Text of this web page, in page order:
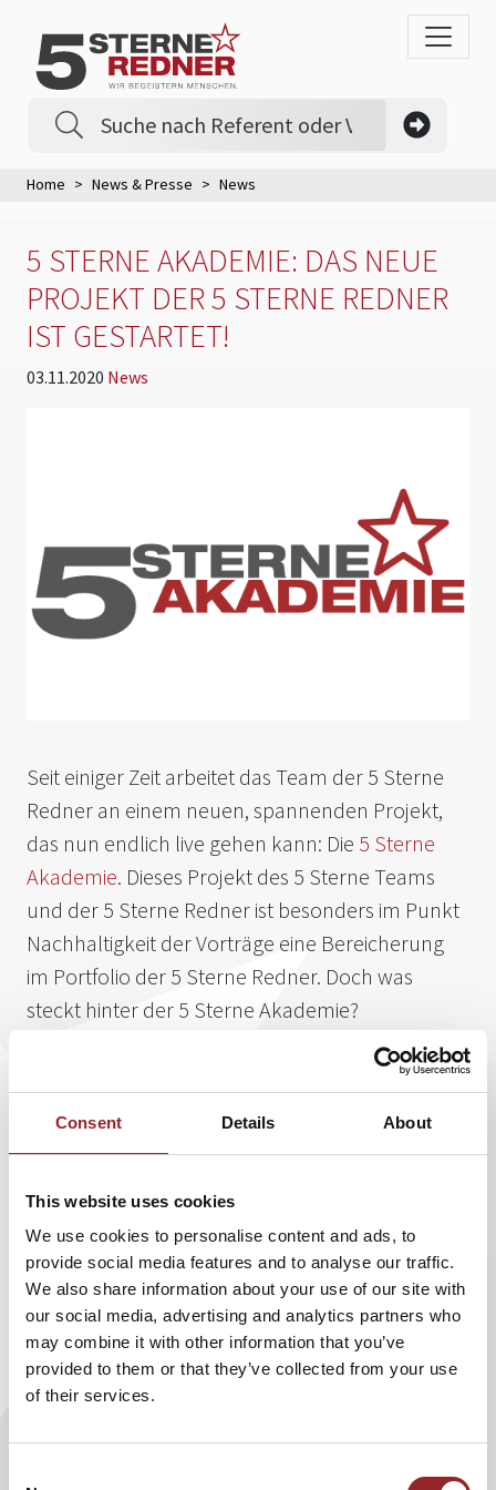
Consent Details About
This website uses cookies
We use cookies to personalise content and ads, to
provide social media features and to analyse our traffic.
We also share information about your use of our site with
our social media, advertising and analytics partners who
may combine it with other information that you’ve
provided to them or that they’ve collected from your use
of their services.
Home News & Presse News
5 STERNE AKADEMIE: DAS NEUE
PROJEKT DER 5 STERNE REDNER
IST GESTARTET!
03.11.2020 News
Seit einiger Zeit arbeitet das Team der 5 Sterne
Redner an einem neuen, spannenden Projekt,
das nun endlich live gehen kann: Die 5 Sterne
Akademie. Dieses Projekt des 5 Sterne Teams
und der 5 Sterne Redner ist besonders im Punkt
Nachhaltigkeit der Vorträge eine Bereicherung
im Portfolio der 5 Sterne Redner. Doch was
steckt hinter der 5 Sterne Akademie?
Persönlichkeitsentwicklung. Die wichtigsten Themen von
Lernen. Mit der 5 Sterne Akademie ist eine Plattform
Wissen auf begeisternde Speaker trifft. Der Leitfaden der 5
Sterne Akademie „Wissen auf den Punkt gebracht, zu
jedem Punkt ein Wissen“ spiegelt den Anspruch der
Plattform für Persönlichkeitsentwicklung und eLearning
wider.
Seit über 10 Jahren geben 5 Sterne Redner ihr fundiertes
Publikum weiter. Doch oftmals sprechen Kunden die
Nachhaltigkeit der Vorträge an. Genau diese Nachfrage